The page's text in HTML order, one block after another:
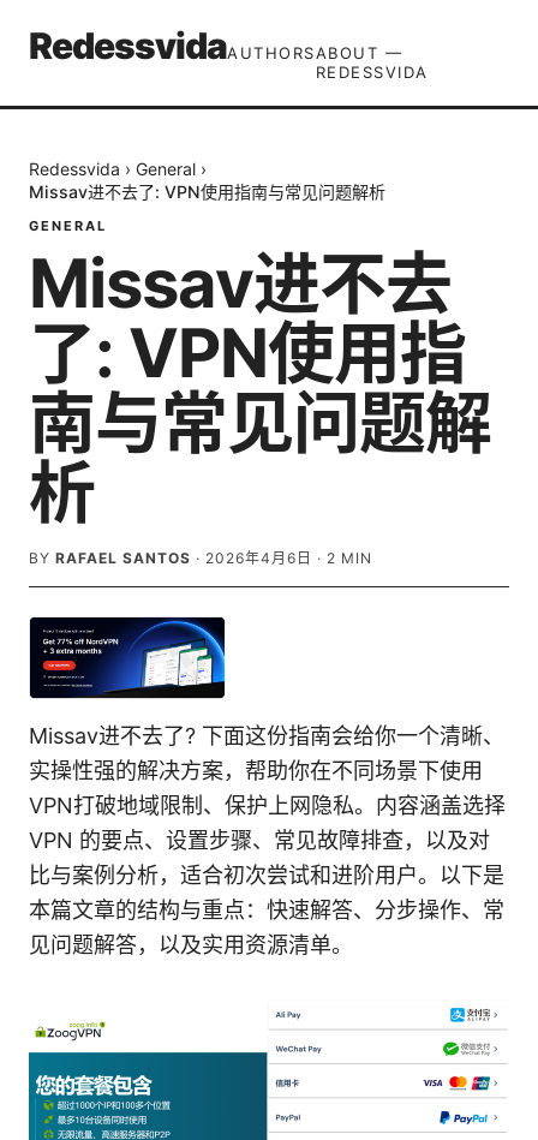
RedessvidaAUTHORSABOUT —
REDESSVIDA
Redessvida › General ›
Missav进不去了: VPN使用指南与常见问题解析
GENERAL
Missav进不去
了: VPN使用指
南与常见问题解
析
BY RAFAEL SANTOS · 2026年4月6日 · 2 MIN
Missav进不去了? 下面这份指南会给你一个清晰、
实操性强的解决方案，帮助你在不同场景下使用
VPN打破地域限制、保护上网隐私。内容涵盖选择
VPN 的要点、设置步骤、常见故障排查，以及对
比与案例分析，适合初次尝试和进阶用户。以下是
本篇文章的结构与重点：快速解答、分步操作、常
见问题解答，以及实用资源清单。